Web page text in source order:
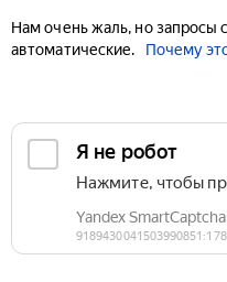
Нам очень жаль, но запросы
автоматические.
Почему